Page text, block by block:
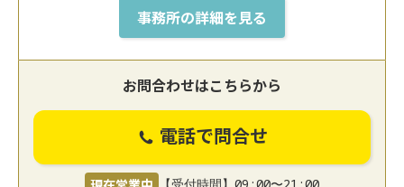
事務所の詳細を見る
お問合わせはこちらから
電話で問合せ